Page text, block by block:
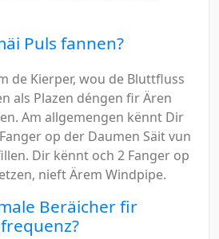
Puls fannen?
de Kierper, wou de Bluttfluss
als Plazen déngen fir Ären
Am allgemengen kënnt Dir
op der Daumen Säit vun
Dir kënnt och 2 Fanger op
nieft Ärem Windpipe.
Beräicher fir